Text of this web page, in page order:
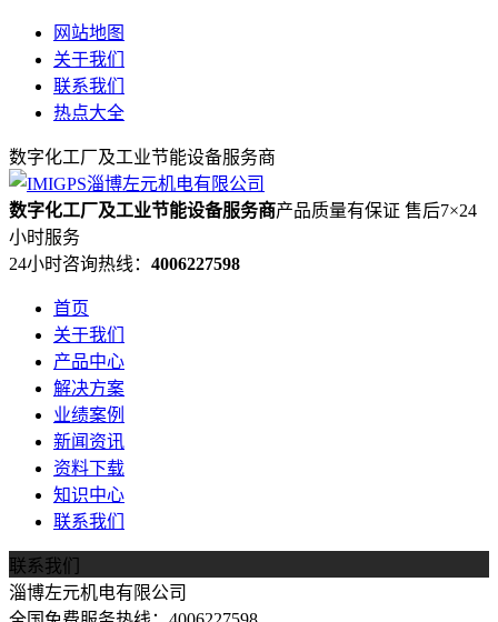
网站地图
关于我们
联系我们
热点大全
数字化工厂及工业节能设备服务商
数字化工厂及工业节能设备服务商产品质量有保证 售后7×24
小时服务
24小时咨询热线： 4006227598
首页
关于我们
产品中心
解决方案
业绩案例
新闻资讯
资料下载
知识中心
联系我们
联系我们
淄博左元机电有限公司